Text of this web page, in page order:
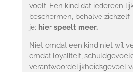
voelt. Een kind dat iedereen
beschermen, behalve zichzelf.
je: hier speelt meer.
Niet omdat een kind niet wíl
omdat loyaliteit,
verantwoordelijkheidsgevoel